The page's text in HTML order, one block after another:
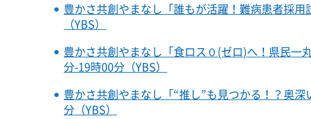
豊かさ共創やまなし「誰もが活躍！難病患者採
（YBS）
豊かさ共創やまなし「食ロス０(ゼロ)へ！県民一
分-19時00分（YBS）
豊かさ共創やまなし「“推し”も見つかる！？奥
分（YBS）